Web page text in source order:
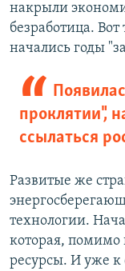
накрыли
безработица.
начались годы
проклятии",
ссылаться
Развитые же
технологии.
которая, помимо
ресурсы. И уже к